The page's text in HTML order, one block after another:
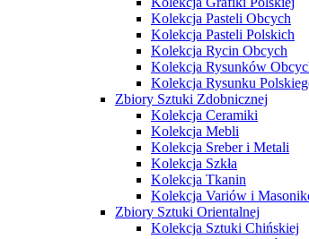
Kolekcja Pasteli Obcych
Kolekcja Pasteli Polskich
Kolekcja Rycin Obcych
Kolekcja Rysunków
Kolekcja Rysunku
Zbiory Sztuki Zdobnicznej
Kolekcja Ceramiki
Kolekcja Mebli
Kolekcja Sreber i Metali
Kolekcja Szkła
Kolekcja Tkanin
Kolekcja Variów i
Zbiory Sztuki Orientalnej
Kolekcja Sztuki Chińskiej